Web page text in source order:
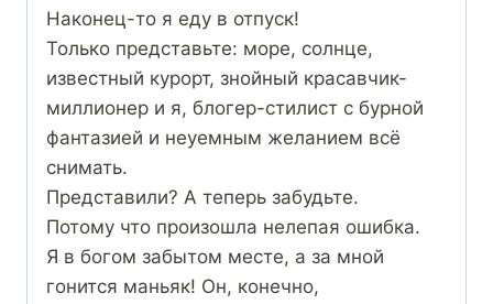
Наконец-то я еду в отпуск!
Только представьте: море, солнце,
известный курорт, знойный красавчик-
миллионер и я, блогер-стилист с бурной
фантазией и неуемным желанием всё
снимать.
Представили? А теперь забудьте.
Потому что произошла нелепая ошибка.
Я в богом забытом месте, а за мной
гонится маньяк! Он, конечно,